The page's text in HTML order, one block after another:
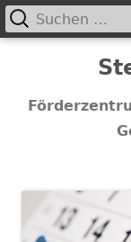
Inhalt
Primäres